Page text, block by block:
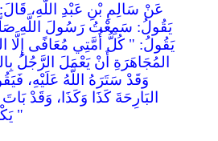
عَنْ سَالِمِ بْنِ عَبْدِ اللَّهِ،
يَقُولُ: سَمِعْتُ رَسُولَ اللَّهِ
يَقُولُ: " كُلُّ أُمَّتِي مُعَافًى إِلَّا
المُجَاهَرَةِ أَنْ يَعْمَلَ الرَّجُلُ
وَقَدْ سَتَرَهُ اللَّهُ عَلَيْهِ،
البَارِحَةَ كَذَا وَكَذَا، وَقَدْ
يَكْشِفُ سِتْرَ اللَّهِ عَنْهُ "